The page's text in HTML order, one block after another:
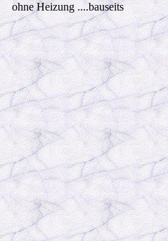
ohne Heizung ....bauseits